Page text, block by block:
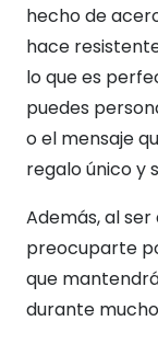
hecho de
hace
lo que es
puedes
o el mensaje
regalo único y
Además, al
preocuparte
que
durante